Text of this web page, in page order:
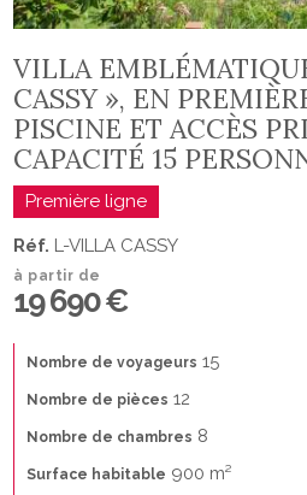
VILLA
CASSY », EN
PISCINE ET ACCÈS
CAPACITÉ 15
Première ligne
Réf. L-VILLA CASSY
à partir de
19 690 €
Nombre de voyageurs 15
Nombre de pièces 12
Nombre de chambres 8
Surface habitable 900 m²